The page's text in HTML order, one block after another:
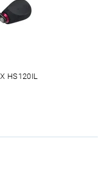
HS120IL